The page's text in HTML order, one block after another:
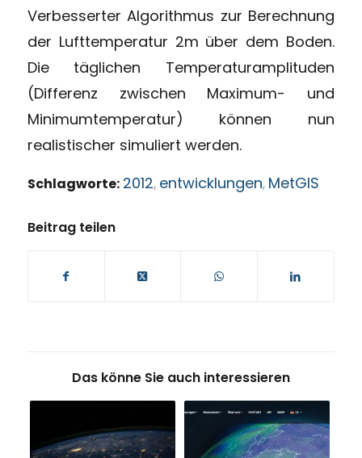
Verbesserter Algorithmus zur Berechnung
der Lufttemperatur 2m über dem Boden.
Die täglichen Temperaturamplituden
(Differenz zwischen Maximum- und
Minimumtemperatur) können nun
realistischer simuliert werden.
Schlagworte: 2012, entwicklungen, MetGIS
Beitrag teilen
Das könne Sie auch interessieren